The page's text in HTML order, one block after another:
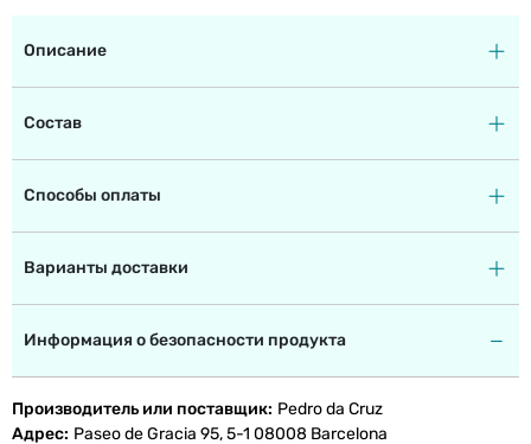
Описание
Состав
Способы оплаты
Варианты доставки
Информация о безопасности продукта
Производитель или поставщик Pedro da Cruz
Адрес Paseo de Gracia 95, 5-1 08008 Barcelona